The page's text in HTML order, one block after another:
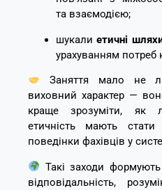
та взаємодією;
шукалиетичні
урахуванням
Заняття мало не
виховний характер —
краще зрозуміти, як
етичність мають стати
поведінки фахівців у
Такі заходи
відповідальність,